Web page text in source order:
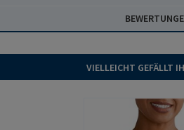
VIELLEICHT GEFÄLLT